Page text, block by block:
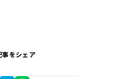
事をシェア